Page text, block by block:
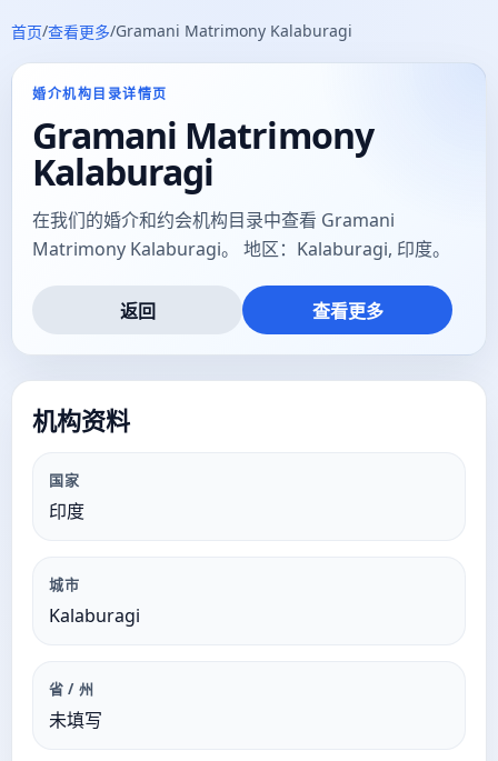
首页/查看更多/Gramani Matrimony Kalaburagi
婚介机构目录详情页
Gramani Matrimony
Kalaburagi
在我们的婚介和约会机构目录中查看 Gramani
Matrimony Kalaburagi。 地区：Kalaburagi, 印度。
返回 查看更多
机构资料
国家
印度
城市
Kalaburagi
省 / 州
未填写